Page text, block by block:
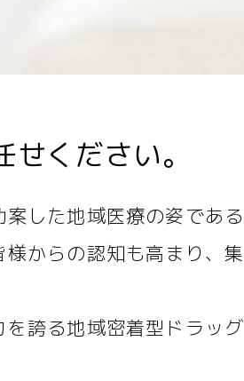
ください。
した地域医療の姿である
からの認知も高まり、集
誇る地域密着型ドラッグ